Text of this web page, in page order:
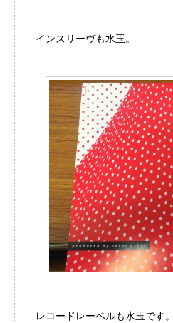
インスリーヴも水玉。
レコードレーベルも水玉です。